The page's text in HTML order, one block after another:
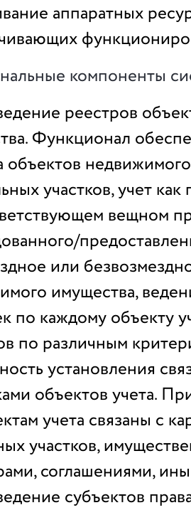
аппаратных
компоненты
реестров
Функционал
объектов
участков, учет
вещном
или
имущества,
по каждому объекту
по различным
установления
объектов учета.
учета связаны с
участков,
соглашениями,
субъектов